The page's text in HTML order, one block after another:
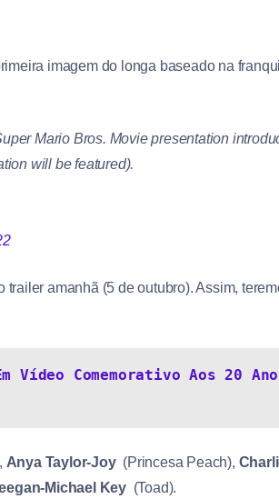
imagem do longa baseado na
Mario Bros. Movie presentation
will be featured).
amanhã (5 de outubro). Assim,
Vídeo Comemorativo Aos 20
Anya Taylor-Joy (Princesa Peach),
Michael Key (Toad).